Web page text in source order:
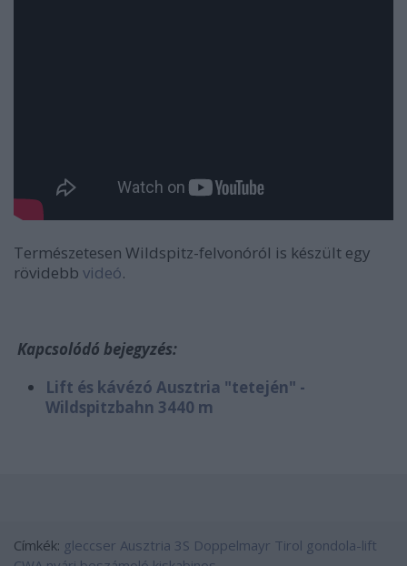
Természetesen Wildspitz-felvonóról is készült egy
rövidebb videó.
Kapcsolódó bejegyzés:
Lift és kávézó Ausztria "tetején" -
Wildspitzbahn 3440 m
Címkék: gleccser Ausztria 3S Doppelmayr Tirol gondola-lift